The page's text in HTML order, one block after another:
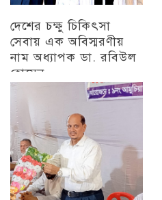
দেশের চক্ষু চিকিৎসা
সেবায় এক অবিস্মরণীয়
নাম অধ্যাপক ডা. রবিউল
হোসেন